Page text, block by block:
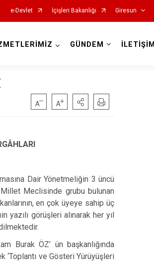
e-Devlet İçişleri Bakanlığı Giresun
Keşap
Piraziz
Şebinkarahisar
Yağlıdere
GÜNDEM İLETİŞİM
Dair Yönetmeliğin 3 üncü
Millet Meclisinde grubu bulunan
en çok üyeye sahip üç
yazılı görüşleri alınarak her yıl
Burak ÖZ’ ün başkanlığında
‘Toplantı ve Gösteri Yürüyüşleri